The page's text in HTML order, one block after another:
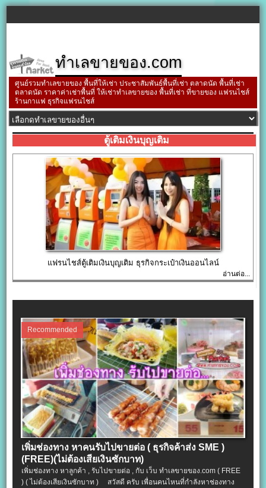
ทำเลขายของ.com
ศูนย์รวมทำเลขายของ พื้นที่ให้เช่า ประชาสัมพันธ์พื้นที่เช่า ตลาดนัด พื้นที่เช่า
ตลาดนัด ราคาค่าเช่าพื้นที่ ให้เช่าทำเลขายของ พื้นที่เช่า ที่ขายของ แฟรนไชส์
ร้านกาแฟ ธุรกิจแฟรนไชส์
ตู้เติมเงินบุญเติม
แฟรนไชส์ตู้เติมเงินบุญเติม ธุรกิจกระเป๋าเงินออนไลน์
อ่านต่อ...
Recommended
เพิ่มช่องทาง หาคนรับไปขายต่อ ( ธุรกิจค้าส่ง SME )
(FREE)(ไม่ต้องเสียเงินซักบาท)
เพิ่มช่องทาง หาลูกค้า , รับไปขายต่อ , กับ เว็บ ทำเลขายของ.com ( FREE
) ( ไม่ต้องเสียเงินซักบาท ) สวัสดี ครับ เพื่อนคนไหนที่กำลังหาช่องทาง